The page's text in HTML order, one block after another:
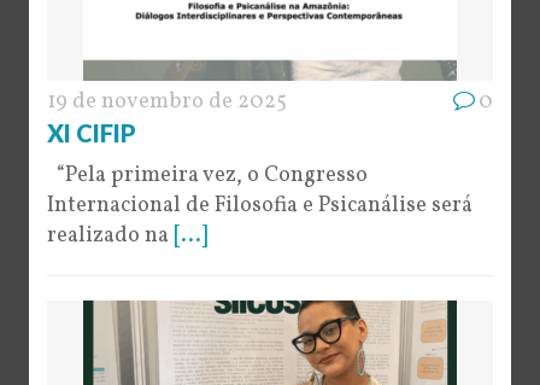
19 de novembro de 2025 0
XI CIFIP
“Pela primeira vez, o Congresso
Internacional de Filosofia e Psicanálise será
realizado na [...]